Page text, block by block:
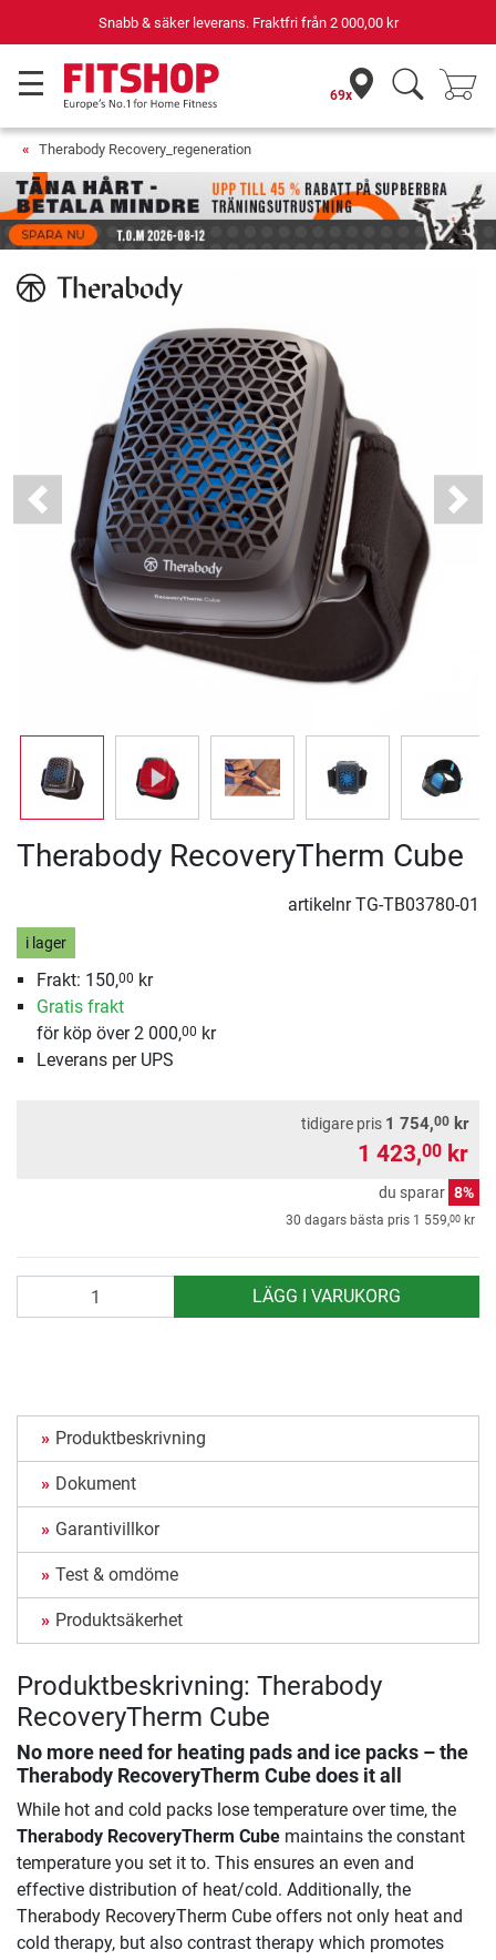
Snabb & säker leverans. Fraktfri från 2 000,00 kr
69x
Therabody Recovery_regeneration
Previous Next
Therabody RecoveryTherm Cube
artikelnrTG-TB03780-01
i lager
Frakt: 150,00 kr
Gratis frakt
för köp över 2 000,00 kr
Leverans per UPS
tidigare pris 1 754,00 kr
1 423,00 kr
du sparar 8%
30 dagars bästa pris 1 559,00 kr
LÄGG I VARUKORG
Produktbeskrivning
Dokument
Garantivillkor
Test & omdöme
Produktsäkerhet
Produktbeskrivning: Therabody
RecoveryTherm Cube
No more need for heating pads and ice packs – the
Therabody RecoveryTherm Cube does it all
While hot and cold packs lose temperature over time, the
Therabody RecoveryTherm Cube maintains the constant
temperature you set it to. This ensures an even and
effective distribution of heat/cold. Additionally, the
Therabody RecoveryTherm Cube offers not only heat and
cold therapy, but also contrast therapy which promotes